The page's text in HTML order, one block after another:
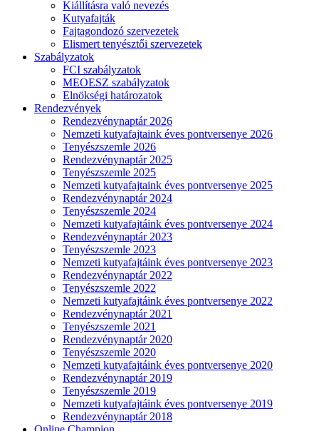
Kiállításra való nevezés
Kutyafajták
Fajtagondozó szervezetek
Elismert tenyésztői szervezetek
Szabályzatok
FCI szabályzatok
MEOESZ szabályzatok
Elnökségi határozatok
Rendezvények
Rendezvénynaptár 2026
Nemzeti kutyafajtaink éves pontversenye 2026
Tenyészszemle 2026
Rendezvénynaptár 2025
Tenyészszemle 2025
Nemzeti kutyafajtaink éves pontversenye 2025
Rendezvénynaptár 2024
Tenyészszemle 2024
Nemzeti kutyafajtáink éves pontversenye 2024
Rendezvénynaptár 2023
Tenyészszemle 2023
Nemzeti kutyafajtáink éves pontversenye 2023
Rendezvénynaptár 2022
Tenyészszemle 2022
Nemzeti kutyafajtáink éves pontversenye 2022
Rendezvénynaptár 2021
Tenyészszemle 2021
Rendezvénynaptár 2020
Tenyészszemle 2020
Nemzeti kutyafajtáink éves pontversenye 2020
Rendezvénynaptár 2019
Tenyészszemle 2019
Nemzeti kutyafajtáink éves pontversenye 2019
Rendezvénynaptár 2018